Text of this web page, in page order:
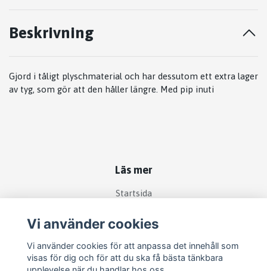
Beskrivning
Gjord i tåligt plyschmaterial och har dessutom ett extra lager
av tyg, som gör att den håller längre. Med pip inuti
Läs mer
Startsida
Kontakt
Om köp och returer
Produkter
Vi använder cookies
Vi använder cookies för att anpassa det innehåll som
visas för dig och för att du ska få bästa tänkbara